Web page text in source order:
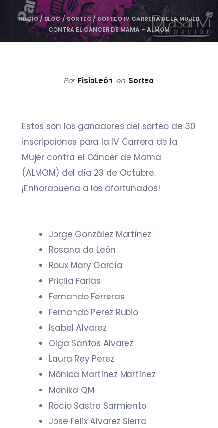
INICIO/BLOG /SORTEO/SORTEO IV CARRERA DE LA MUJER
CONTRA EL CÁNCER DE MAMA – ALMOM
Por FisioLeón en Sorteo
Estos son los ganadores del sorteo de 30
inscripciones para la IV Carrera de la
Mujer contra el Cáncer de Mama
(ALMOM) del día 23 de Octubre.
¡Enhorabuena a los afortunados!
Jorge González Martínez
Rosana de León
Roux Mary García
Pricila Farias
Fernando Ferreras
Fernando Perez Rubio
Isabel Alvarez
Olga Santos Alvarez
Laura Rey Perez
Mónica Martínez Martínez
Monika QM
Rocio Sastre Sarmiento
Jose Felix Alvarez Sierra